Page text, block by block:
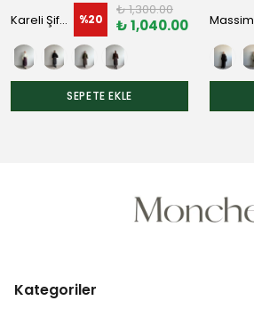
Kareli Şifon Etek %20
₺ 1,300.00
₺ 1,040.00
SEPETE EKLE
Kategoriler